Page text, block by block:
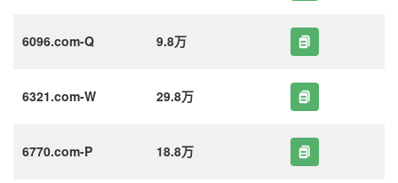
6096.com-Q 9.8万
6321.com-W 29.8万
6770.com-P 18.8万